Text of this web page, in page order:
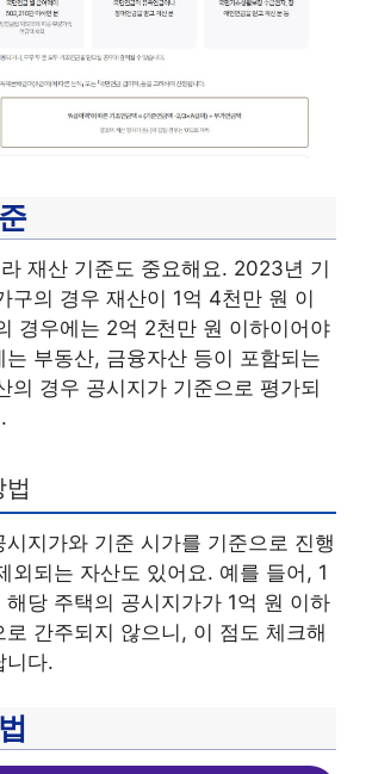
재산 기준도 중요해요. 2023년 기
구의 경우 재산이 1억 4천만 원 이
경우에는 2억 2천만 원 이하이어야
는 부동산, 금융자산 등이 포함되는
의 경우 공시지가 기준으로 평가되
지가와 기준 시가를 기준으로 진행
외되는 자산도 있어요. 예를 들어, 1
해당 주택의 공시지가가 1억 원 이하
로 간주되지 않으니, 이 점도 체크해
니다.